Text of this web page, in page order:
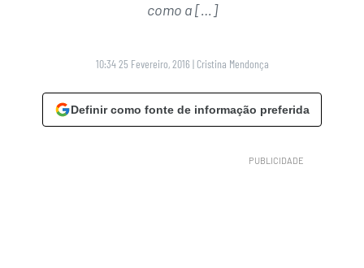
como a […]
10:34 25 Fevereiro, 2016 | Cristina Mendonça
Definir como fonte de informação preferida